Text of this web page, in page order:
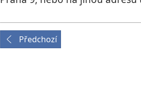
Předchozí